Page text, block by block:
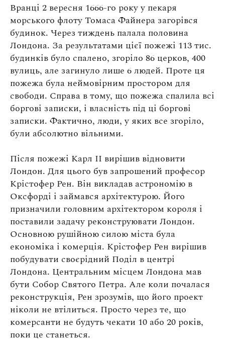
Вранці 2 вересня 1666-го року у пекаря
морського флоту Томаса Файнера загорівся
будинок. Через тиждень палала половина
Лондона. За результатами цієї пожежі 113 тис.
будинків було спалено, згоріло 86 церков, 400
вулиць, але загинуло лише 6 людей. Проте ця
пожежа була неймовірним простором для
свободи. Справа в тому, що пожежа спалила всі
боргові записки, і власність під ці боргові
записки. Фактично, люди, у яких все згоріло,
були абсолютно вільними.
Після пожежі Карл ІІ вирішив відновити
Лондон. Для цього був запрошений професор
Крістофер Рен. Він викладав астрономію в
Оксфорді і займався архітектурою. Його
призначили головним архітектором короля і
поставили задачу реконструювати Лондон.
Основною рушійною силою міста була
економіка і комерція. Крістофер Рен вирішив
побудувати своєрідний Поділ в центрі
Лондона. Центральним місцем Лондона мав
бути Собор Святого Петра. Але коли почалася
реконструкція, Рен зрозумів, що його проект
ніколи не втілиться. Просто через те, що
комерсанти не будуть чекати 10 або 20 років,
поки це станеться.